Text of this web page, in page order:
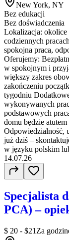
New York, NY
Bez edukacji
Bez doświadczenia
Lokalizacja:
codziennych
spokojna praca,
Oferujemy:
w spokojnym i
większy zakres
zakończeniu
tygodniu
wykonywanych
podstawowych
domu będzie
Odpowiedzialność,
już dziś –
w języku polskim
14.07.26
Specjalista
PCA) –
$ 20 - $21 Za